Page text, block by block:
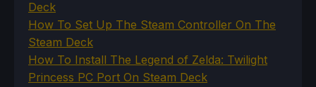
Deck
How To Set Up The Steam Controller On The
Steam Deck
How To Install The Legend of Zelda: Twilight
Princess PC Port On Steam Deck